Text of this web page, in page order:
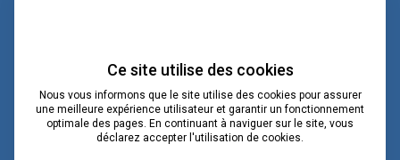
contact@lacoopcnv.com
Ce site utilise des cookies
Nous vous informons que le site utilise des cookies pour assurer
une meilleure expérience utilisateur et garantir un fonctionnement
optimale des pages. En continuant à naviguer sur le site, vous
déclarez accepter l'utilisation de cookies.